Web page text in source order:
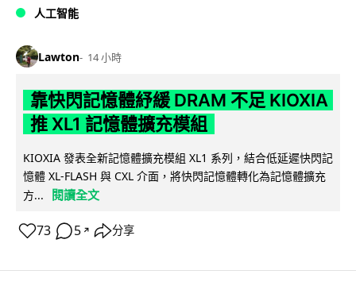
人工智能
Lawton 14 小時
靠快閃記憶體紓緩 DRAM 不足 KIOXIA
推 XL1 記憶體擴充模組
KIOXIA 發表全新記憶體擴充模組 XL1 系列，結合低延遲快閃記
憶體 XL-FLASH 與 CXL 介面，將快閃記憶體轉化為記憶體擴充
方...
閱讀全文
73 5 ↗ 分享